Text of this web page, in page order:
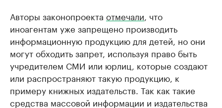
Авторы законопроекта отмечали , что
иноагентам уже запрещено производить
информационную продукцию для детей, но они
могут обходить запрет, используя право быть
учредителем СМИ или юрлиц, которые создают
или распространяют такую продукцию, к
примеру книжных издательств. Так как такие
средства массовой информации и издательства